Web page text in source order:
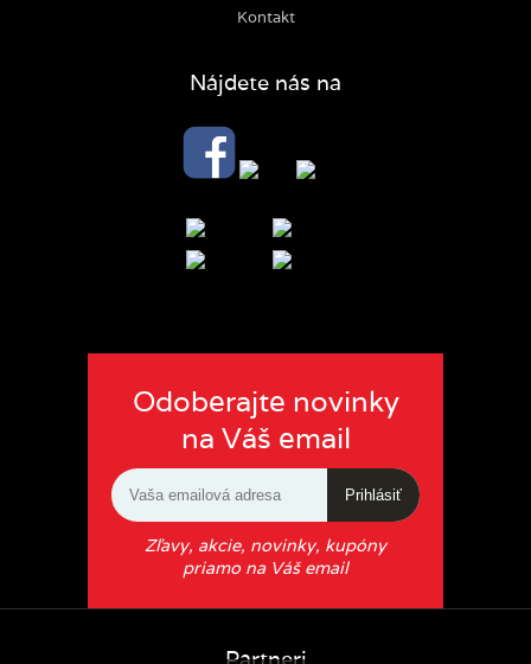
Kontakt
Nájdete nás na
Odoberajte novinky
na Váš email
Prihlásiť
Zľavy, akcie, novinky, kupóny
priamo na Váš email